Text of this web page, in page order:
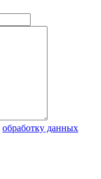
обработку данных